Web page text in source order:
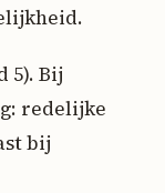
5). Bij
redelijke
bij